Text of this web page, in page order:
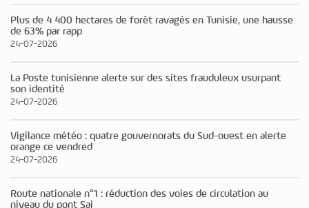
Plus de 4 400 hectares de forêt ravagés en Tunisie, une hausse
de 63% par rapp
24-07-2026
La Poste tunisienne alerte sur des sites frauduleux usurpant
son identité
24-07-2026
Vigilance météo : quatre gouvernorats du Sud-ouest en alerte
orange ce vendred
24-07-2026
Route nationale n°1 : réduction des voies de circulation au
niveau du pont Sai